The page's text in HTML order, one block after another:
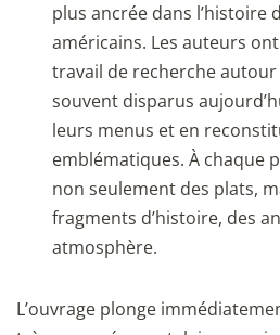
plus ancrée dans l’histoire
américains. Les auteurs
travail de recherche autour
souvent disparus
leurs menus et en
emblématiques. À chaque
non seulement des plats,
fragments d’histoire, des
atmosphère.
L’ouvrage plonge